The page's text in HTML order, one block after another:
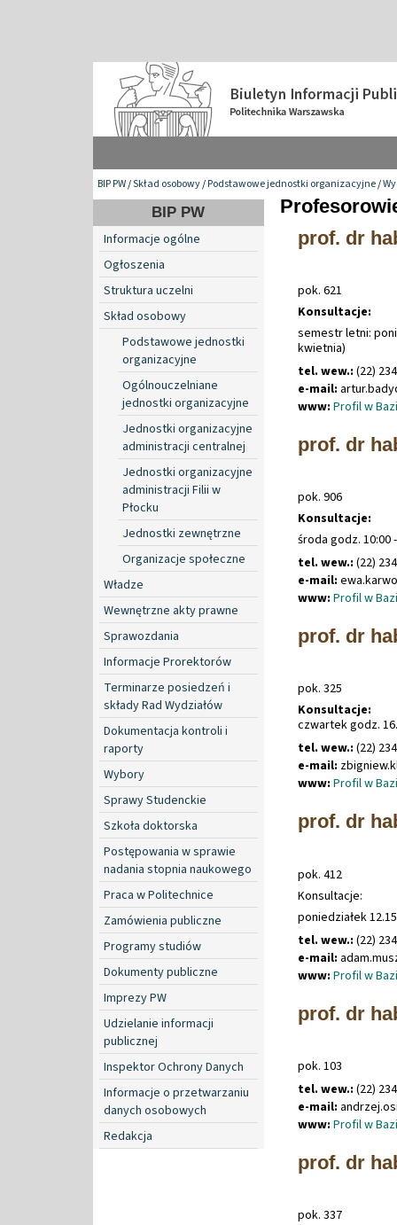
BIP PW/Skład osobowy/Podstawowe jednostki organizacyjne/
BIP PW
Informacje ogólne
Ogłoszenia
Struktura uczelni
Skład osobowy
Podstawowe jednostki
organizacyjne
Ogólnouczelniane
jednostki organizacyjne
Jednostki organizacyjne
administracji centralnej
Jednostki organizacyjne
administracji Filii w
Płocku
Jednostki zewnętrzne
Organizacje społeczne
Władze
Wewnętrzne akty prawne
Sprawozdania
Informacje Prorektorów
Terminarze posiedzeń i
składy Rad Wydziałów
Dokumentacja kontroli i
raporty
Wybory
Sprawy Studenckie
Szkoła doktorska
Postępowania w sprawie
nadania stopnia naukowego
Praca w Politechnice
Zamówienia publiczne
Programy studiów
Dokumenty publiczne
Imprezy PW
Udzielanie informacji
publicznej
Inspektor Ochrony Danych
Informacje o przetwarzaniu
danych osobowych
Redakcja
prof. dr
pok. 621
Konsultacje:
semestr letni:
kwietnia)
tel. wew.: (22)
e-mail: artur.
www: Profil w
prof. dr
pok. 906
Konsultacje:
środa godz. 10:00
tel. wew.: (22)
e-mail: ewa.
www: Profil w
prof. dr
pok. 325
Konsultacje:
czwartek godz.
tel. wew.: (22)
e-mail: zbigniew.
www: Profil w
prof. dr
pok. 412
Konsultacje:
poniedziałek
tel. wew.: (22)
e-mail: adam.
www: Profil w
prof. dr
pok. 103
tel. wew.: (22)
e-mail: andrzej.
www: Profil w
prof. dr
pok. 337